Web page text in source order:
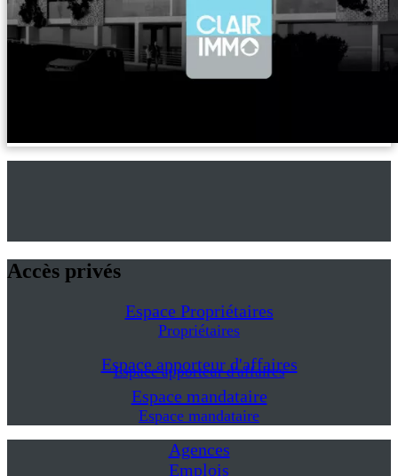
Accès privés
Espace Propriétaires
Propriétaires
Espace apporteur d'affaires
Espace apporteur d'affaires
Espace mandataire
Espace mandataire
Agences
Emplois